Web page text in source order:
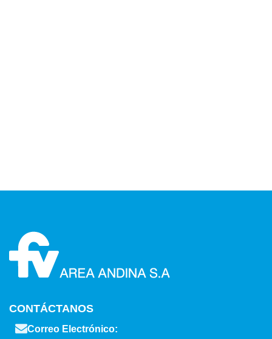
CONTÁCTANOS
Correo Electrónico: